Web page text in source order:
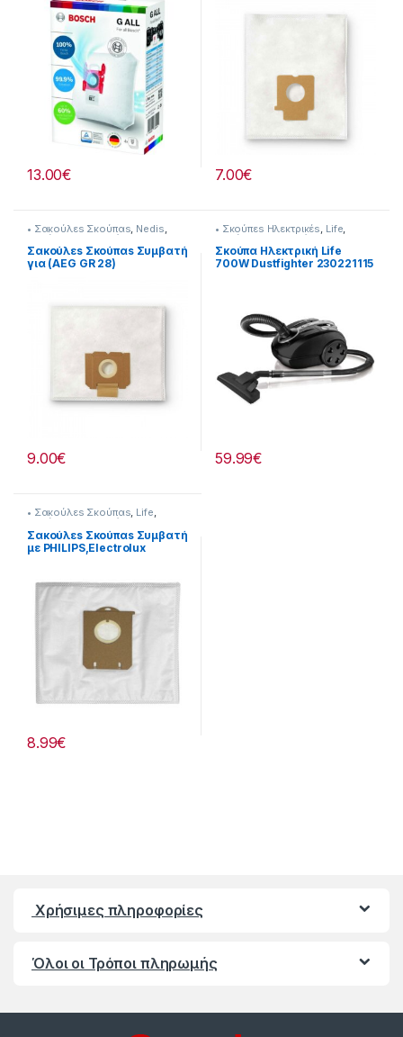
13.00€ 7.00€
• Σακούλεs Σκούπαs Nedis
Σκούπισμα & Καθάρισμα
Σακούλεs Σκούπαs Συμβατή
για (AEG GR 28)
9.00€
• Σκούπεs Ηλεκτρικέs Life
Σκούπισμα & Καθάρισμα
Σκούπα Ηλεκτρική Life
700W Dustfighter 230221115
59.99€
• Σακούλεs Σκούπαs, Life,
Σκούπισμα & Καθάρισμα
Σακούλεs Σκούπαs Συμβατή
με PHILIPS,Electrolux
8.99€
Χρήσιμες πληροφορίες
Όλοι οι Τρόποι πληρωμής